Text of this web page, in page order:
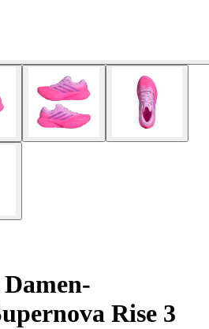
Damen-
Rise 3